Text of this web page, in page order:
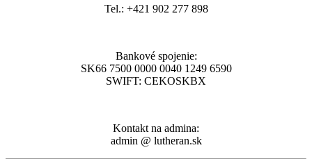
Tel.: +421 902 277 898
Bankové spojenie:
SK66 7500 0000 0040 1249 6590
SWIFT: CEKOSKBX
Kontakt na admina:
admin @ lutheran.sk